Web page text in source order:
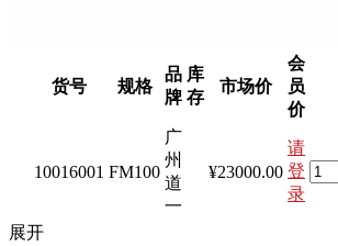
货号 规格
品
牌
库
存
市场价
会
员
价
10016001 FM100
广
州
道
一
¥23000.00
请
登
录
展开